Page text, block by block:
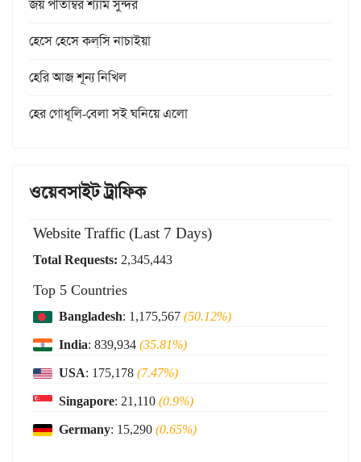
জয় পীতাম্বর শ্যাম সুন্দর
হেসে হেসে কল্‌সি নাচাইয়া
হেরি আজ শূন্য নিখিল
হের গোধূলি-বেলা সই ঘনিয়ে এলো
ওয়েবসাইট ট্রাফিক
Website Traffic (Last 7 Days)
Total Requests: 2,345,443
Top 5 Countries
Bangladesh: 1,175,567(50.12%)
India: 839,934(35.81%)
USA: 175,178(7.47%)
Singapore: 21,110(0.9%)
Germany: 15,290(0.65%)